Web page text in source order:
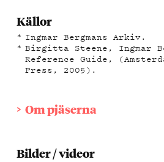
Källor
Ingmar Bergmans Arkiv.
Birgitta Steene, Ingmar
Reference Guide,
Press, 2005).
Om pjäserna
Bilder / videor